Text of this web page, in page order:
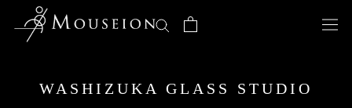
WASHIZUKA GLASS STUDIO